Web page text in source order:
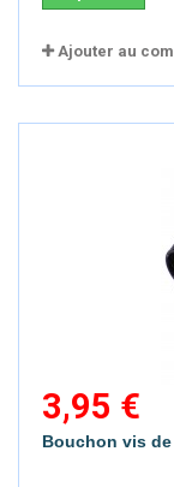
Ajouter au
3,95 €
Bouchon vis de